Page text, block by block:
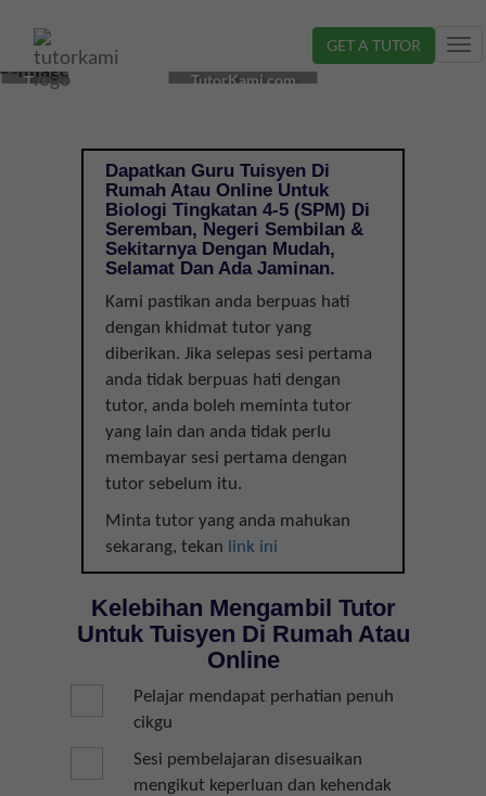
GET A TUTOR
CIKGU
TUISYEN
SEREMBAN,
TINGKATAN
TutorKami.com
Dapatkan Guru Tuisyen Di
Rumah Atau Online Untuk
Biologi Tingkatan 4-5 (SPM) Di
Seremban, Negeri Sembilan &
Sekitarnya Dengan Mudah,
Selamat Dan Ada Jaminan.
Kami pastikan anda berpuas hati
dengan khidmat tutor yang
diberikan. Jika selepas sesi pertama
anda tidak berpuas hati dengan
tutor, anda boleh meminta tutor
yang lain dan anda tidak perlu
membayar sesi pertama dengan
tutor sebelum itu.
Minta tutor yang anda mahukan
sekarang, tekan link ini
Kelebihan Mengambil Tutor
Untuk Tuisyen Di Rumah Atau
Online
Pelajar mendapat perhatian penuh
cikgu
Sesi pembelajaran disesuaikan
mengikut keperluan dan kehendak